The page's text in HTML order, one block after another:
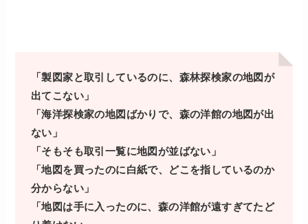
「製図家と取引しているのに、森林探検家の地図が
出てこない」
「海洋探検家の地図ばかりで、森の洋館の地図が出
ない」
「そもそも取引一覧に地図が並ばない」
「地図を買ったのに白紙で、どこを指しているのか
分からない」
「地図は手に入ったのに、森の洋館が遠すぎてたど